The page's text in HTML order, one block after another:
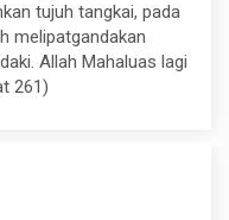
tujuh tangkai, pada
melipatgandakan
Allah Mahaluas lagi
261)